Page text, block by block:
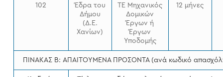
102
Έδρα του
Δήμου
(Δ.Ε.
Χανίων)
ΤΕ Μηχανικός
Δομικών
Έργων ή
Έργων
Υποδομής
12 μήνες
ΠΙΝΑΚΑΣ Β: ΑΠΑΙΤΟΥΜΕΝΑ ΠΡΟΣΟΝΤΑ (ανά κωδικό